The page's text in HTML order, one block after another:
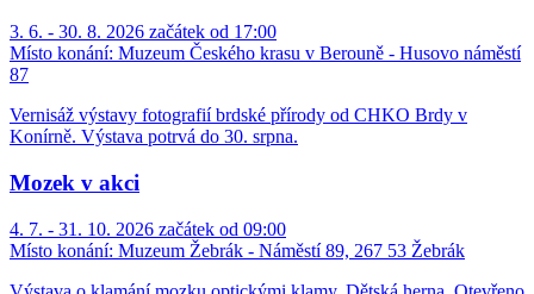
3. 6. - 30. 8. 2026 začátek od 17:00
Místo konání: Muzeum Českého krasu v Berouně - Husovo náměstí
87
Vernisáž výstavy fotografií brdské přírody od CHKO Brdy v
Konírně. Výstava potrvá do 30. srpna.
Mozek v akci
4. 7. - 31. 10. 2026 začátek od 09:00
Místo konání: Muzeum Žebrák - Náměstí 89, 267 53 Žebrák